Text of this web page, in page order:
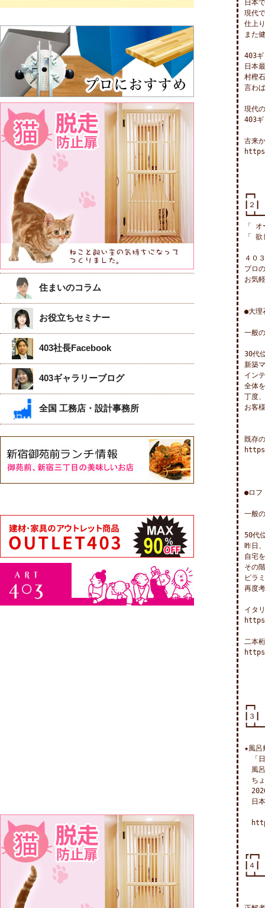
住まいのコラム
お役立ちセミナー
403社長Facebook
403ギャラリーブログ
全国 工務店・設計事務所
日本
現代
仕上
また
403ギ
日本
村樫
言わ
現代
403ギ
古来
┏━┓
┃２┃
「
「
４０
プロ
お気
●大理
一般
30代
新築
イン
全体
丁度
お客
既存
●ロフ
一般
50代
昨日
自宅
その
ピラ
再度
イタ
二本
┏━┓
┃３┃
★風呂
「日
風呂
ちょ
日本
┏┏━┓
┃４┃